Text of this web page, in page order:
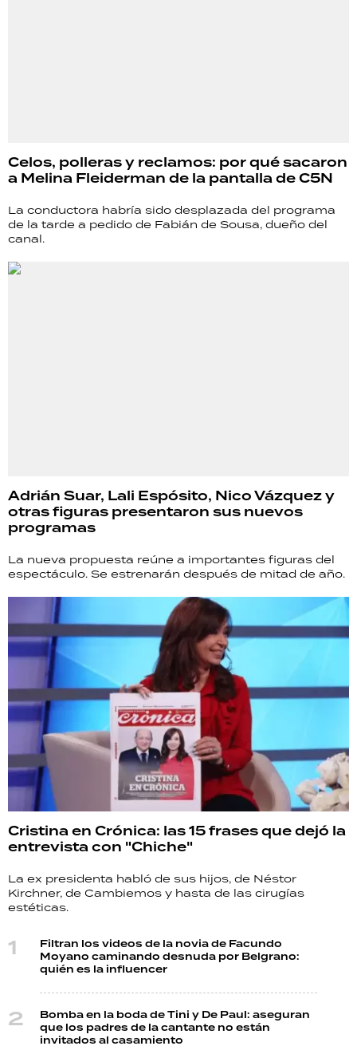
Celos, polleras y reclamos: por qué sacaron
a Melina Fleiderman de la pantalla de C5N
La conductora habría sido desplazada del programa
de la tarde a pedido de Fabián de Sousa, dueño del
canal.
Adrián Suar, Lali Espósito, Nico Vázquez y
otras figuras presentaron sus nuevos
programas
La nueva propuesta reúne a importantes figuras del
espectáculo. Se estrenarán después de mitad de año.
Cristina en Crónica: las 15 frases que dejó la
entrevista con "Chiche"
La ex presidenta habló de sus hijos, de Néstor
Kirchner, de Cambiemos y hasta de las cirugías
estéticas.
Filtran los videos de la novia de Facundo
Moyano caminando desnuda por Belgrano:
quién es la influencer
Bomba en la boda de Tini y De Paul: aseguran
que los padres de la cantante no están
invitados al casamiento